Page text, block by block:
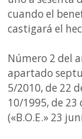
cuando el
castigará el
Número 2 del
apartado
5/2010, de 22
10/1995, de 23
(«B.O.E.» 23